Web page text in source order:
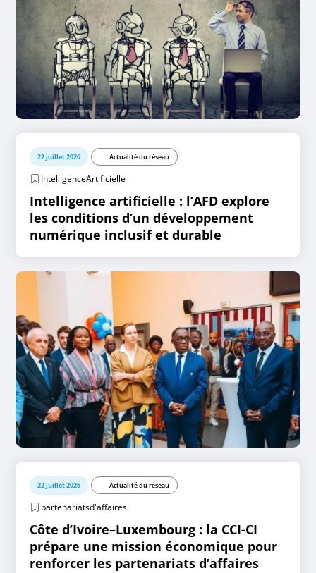
22 juillet 2026 Actualité du réseau
IntelligenceArtificielle
Intelligence artificielle : l’AFD explore
les conditions d’un développement
numérique inclusif et durable
22 juillet 2026 Actualité du réseau
partenariatsd'affaires
Côte d’Ivoire–Luxembourg : la CCI-CI
prépare une mission économique pour
renforcer les partenariats d’affaires